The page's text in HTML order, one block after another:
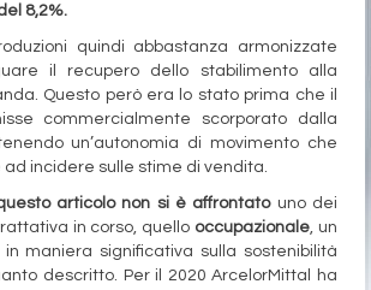
8,2%.
quindi abbastanza armonizzate
il recupero dello stabilimento alla
Questo però era lo stato prima che il
commercialmente scorporato dalla
un’autonomia di movimento che
incidere sulle stime di vendita.
articolo non si è affrontatouno dei
in corso, quello occupazionale, un
maniera significativa sulla sostenibilità
descritto. Per il 2020 ArcelorMittal ha